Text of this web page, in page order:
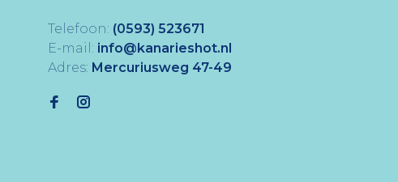
Telefoon: (0593) 523671
E-mail: info@kanarieshot.nl
Adres: Mercuriusweg 47-49